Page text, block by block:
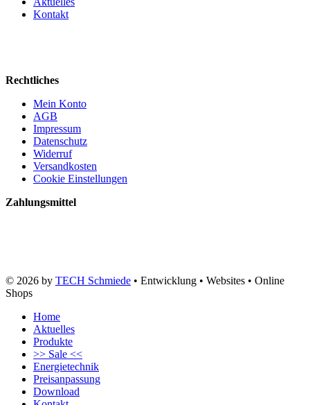
Kontakt
Rechtliches
Mein Konto
AGB
Impressum
Datenschutz
Widerruf
Versandkosten
Cookie Einstellungen
Zahlungsmittel
© 2026 by TECH Schmiede • Entwicklung • Websites • Online
Shops
Home
Aktuelles
Produkte
>> Sale <<
Energietechnik
Preisanpassung
Download